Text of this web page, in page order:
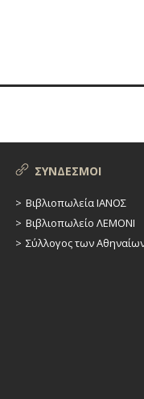
ΣΥΝΔΕΣΜΟΙ
Βιβλιοπωλεία ΙΑΝΟΣ
Βιβλιοπωλείο ΛΕΜΟΝΙ
Σύλλογος των